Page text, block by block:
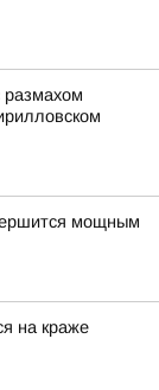
мощным
на краже